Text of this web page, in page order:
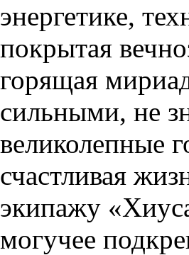
энергетике,
покрытая
горящая
сильными, не
великолепные
счастливая
экипажу
могучее